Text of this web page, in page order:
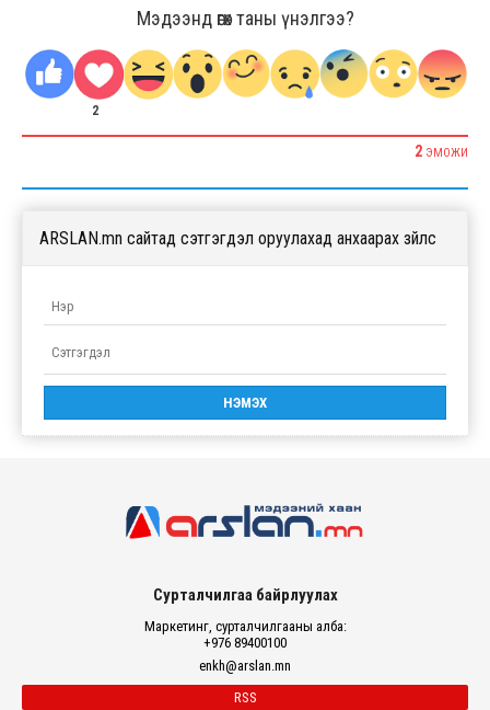
Мэдээнд өгөх таны үнэлгээ?
2
2 ЭМОЖИ
ARSLAN.mn сайтад сэтгэгдэл оруулахад анхаарах зүйлс
Сурталчилгаа байрлуулах
Маркетинг, сурталчилгааны алба:
+976 89400100
enkh@arslan.mn
RSS